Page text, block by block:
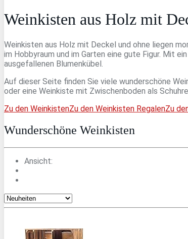
Weinkisten aus Holz mit
Weinkisten aus Holz mit Deckel und ohne liegen
im Hobbyraum und im Garten eine gute Figur. Mit
ausgefallenen Blumenkübel.
Auf dieser Seite finden Sie viele wunderschöne
oder eine Weinkiste mit Zwischenboden als
Zu den WeinkistenZu den Weinkisten RegalenZu
Wunderschöne Weinkisten
Ansicht: